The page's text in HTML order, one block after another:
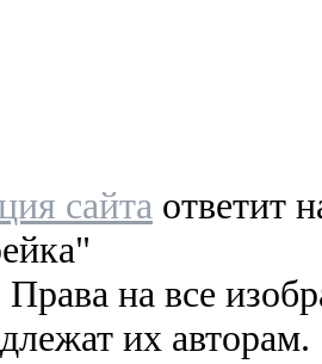
сайта ответит
на все
их авторам.